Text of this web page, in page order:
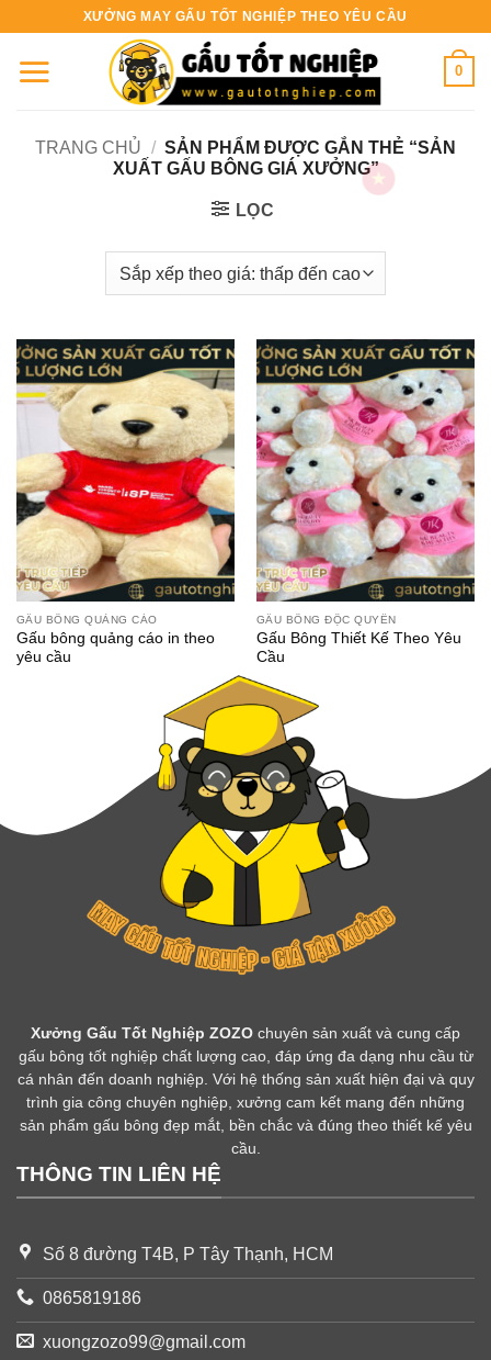
nội
XƯỞNG MAY GẤU TỐT NGHIỆP THEO YÊU CẦU
0
TRANG CHỦ / SẢN PHẨM ĐƯỢC GẮN THẺ “SẢN
XUẤT GẤU BÔNG GIÁ XƯỞNG”
LỌC
GẤU BÔNG QUẢNG CÁO
Gấu bông quảng cáo in theo
yêu cầu
GẤU BÔNG ĐỘC QUYỀN
Gấu Bông Thiết Kế Theo Yêu
Cầu
Xưởng Gấu Tốt Nghiệp ZOZO chuyên sản xuất và cung cấp
gấu bông tốt nghiệp chất lượng cao, đáp ứng đa dạng nhu cầu từ
cá nhân đến doanh nghiệp. Với hệ thống sản xuất hiện đại và quy
trình gia công chuyên nghiệp, xưởng cam kết mang đến những
sản phẩm gấu bông đẹp mắt, bền chắc và đúng theo thiết kế yêu
cầu.
THÔNG TIN LIÊN HỆ
Số 8 đường T4B, P Tây Thạnh, HCM
0865819186
xuongzozo99@gmail.com